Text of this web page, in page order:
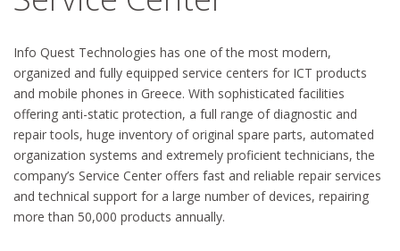
Info Quest Technologies has one of the most modern,
organized and fully equipped service centers for ICT products
and mobile phones in Greece. With sophisticated facilities
offering anti-static protection, a full range of diagnostic and
repair tools, huge inventory of original spare parts, automated
organization systems and extremely proficient technicians, the
company’s Service Center offers fast and reliable repair services
and technical support for a large number of devices, repairing
more than 50,000 products annually.